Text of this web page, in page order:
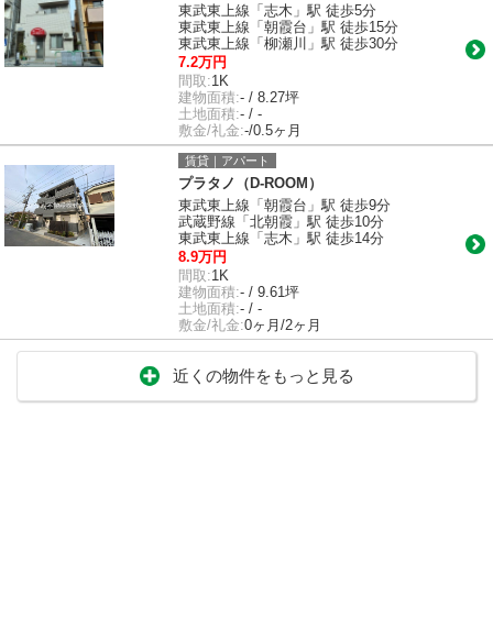
東武東上線「志木」駅 徒歩5分
東武東上線「朝霞台」駅 徒歩15分
東武東上線「柳瀬川」駅 徒歩30分
7.2万円
間取:1K
建物面積:- / 8.27坪
土地面積:- / -
敷金/礼金:-/0.5ヶ月
賃貸｜アパート
プラタノ（D-ROOM）
東武東上線「朝霞台」駅 徒歩9分
武蔵野線「北朝霞」駅 徒歩10分
東武東上線「志木」駅 徒歩14分
8.9万円
間取:1K
建物面積:- / 9.61坪
土地面積:- / -
敷金/礼金:0ヶ月/2ヶ月
近くの物件をもっと見る